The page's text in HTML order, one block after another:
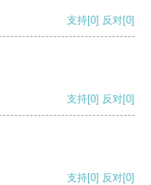
支持[0] 反对[0]
支持[0] 反对[0]
支持[0] 反对[0]